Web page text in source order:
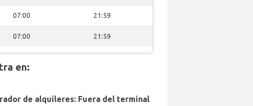
07:00 21:59
07:00 21:59
en:
de alquileres: Fuera del terminal